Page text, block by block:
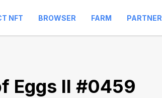
NFT BROWSER FARM PARTNER
Eggs II #0459